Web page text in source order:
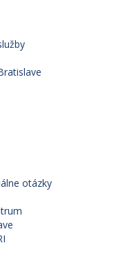
otázky